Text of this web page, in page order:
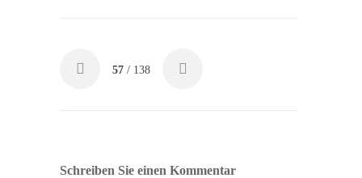
57 / 138
Schreiben Sie einen Kommentar